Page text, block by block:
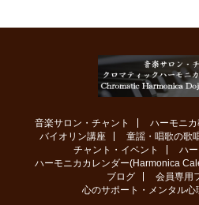
音楽サロン・チャント ハーモニ
バイオリン講座
童謡・唱歌の歌
チャント・イベント
ハ
ハーモニカカレンダー(Harmonica
ブログ
会員専用
心のサポート・メンタル